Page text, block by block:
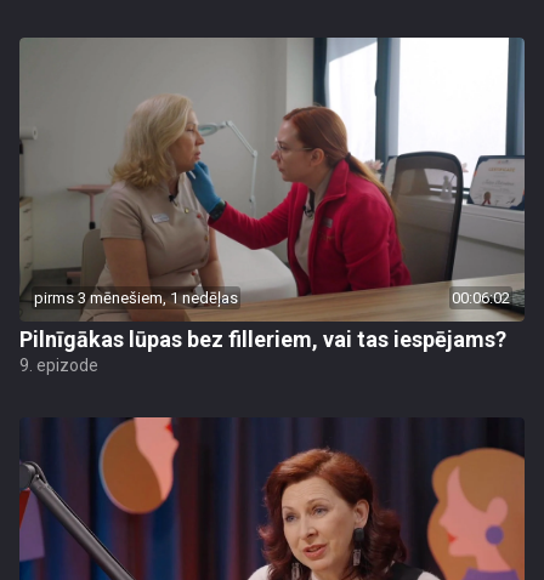
pirms 3 mēnešiem, 1 nedēļas 00:06:02
Pilnīgākas lūpas bez filleriem, vai tas iespējams?
9. epizode